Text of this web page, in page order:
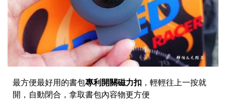
最方便最好用的書包專利開關磁力扣 ，輕輕往上一按就
開，自動閉合，拿取書包內容物更方便